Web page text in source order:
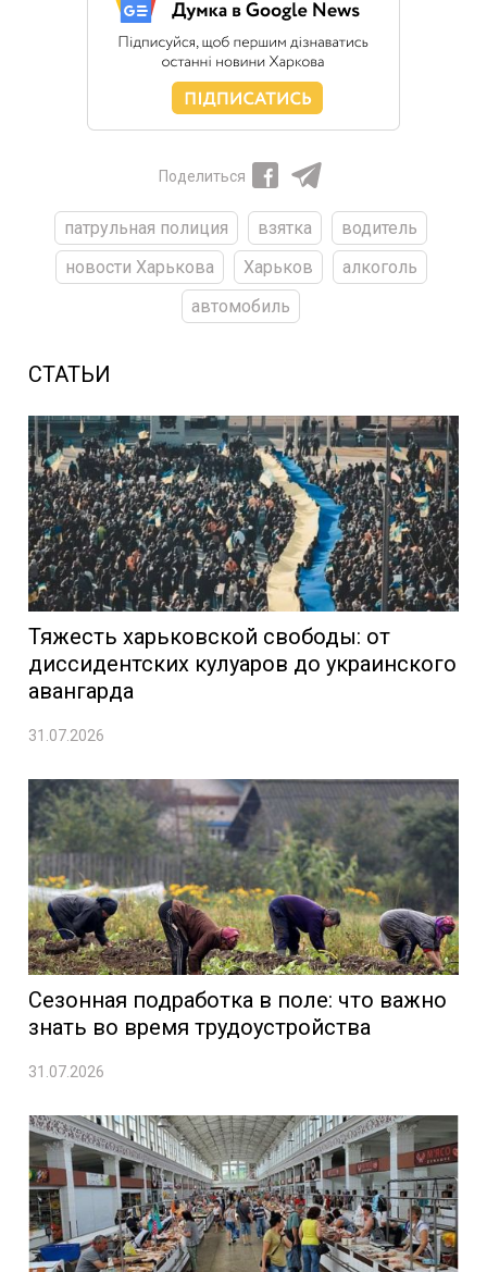
Поделиться
патрульная полиция взятка
водитель
новости Харькова
Харьков
алкоголь
автомобиль
СТАТЬИ
Тяжесть харьковской свободы: от
диссидентских кулуаров до украинского
авангарда
31.07.2026
Сезонная подработка в поле: что важно
знать во время трудоустройства
31.07.2026